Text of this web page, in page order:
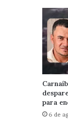
para
6 de